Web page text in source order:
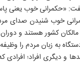
«حکمرانی خوب یعنی
خوب شنیدن صدای
کشور هستند و
به زبان مردم را
و دیگری افراد؛